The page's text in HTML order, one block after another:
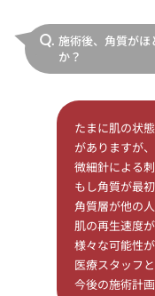
Q. 施術後、角質が
か？
たまに肌の状
がありますが、
微細針による
もし角質が最
角質層が他の
肌の再生速度
様々な可能性
医療スタッフ
今後の施術計